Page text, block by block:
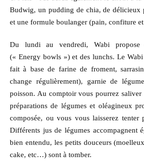
Budwig, un pudding de chia, de délicieux
et une formule boulanger (pain, confiture
Du lundi au vendredi, Wabi propose
(« Energy bowls ») et des lunchs. Le
fait à base de farine de froment,
change régulièrement), garnie de
poisson. Au comptoir vous pourrez saliver
préparations de légumes et oléagineux
composée, ou vous vous laisserez tenter
Différents jus de légumes accompagnent
bien entendu, les petits douceurs
cake, etc…) sont à tomber.